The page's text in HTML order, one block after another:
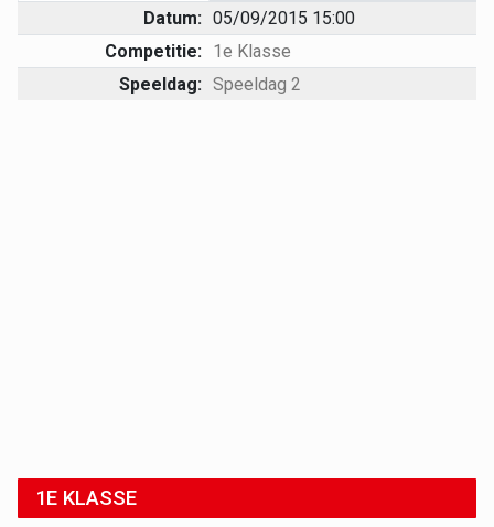
Datum: 05/09/2015 15:00
Competitie: 1e Klasse
Speeldag: Speeldag 2
1E KLASSE